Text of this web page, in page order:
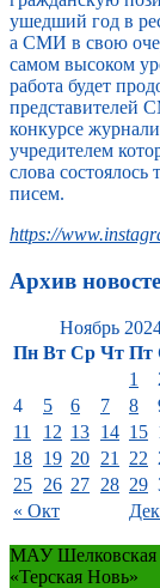
ушедший год в
а СМИ в свою
самом высоком
работа будет
представителей
конкурсе
учредителем
слова
писем.
https://
Архив
Ноябрь
Пн Вт Ср Чт Пт
« Окт
1
4
5 6 7 8
11
12 13 14 15
18 19 20 21 22
25 26 27 28 29
МАУ Шелковская
«Терская Новь»